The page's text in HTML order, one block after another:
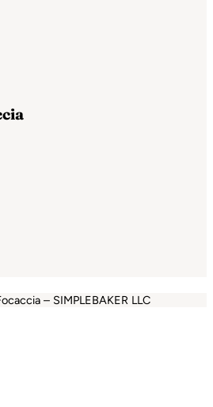
– SIMPLEBAKER LLC